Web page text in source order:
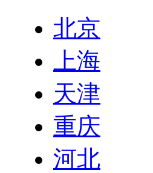
北京
上海
天津
重庆
河北